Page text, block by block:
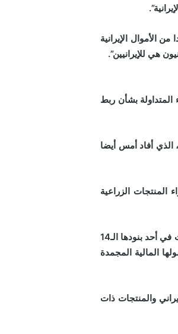
الأموال الإيرانية
هي للإيرانيين”.
المتداولة بشأن ربط
الذي أفاد أمس أيضا
المنتجات الزراعية
يذكر أن مذكرة التفاهم التي وقع عليها ترامب والرئيس الإيراني مسعود بزشكيان في 18 يونيو كانت نصت في أحد بنودها الـ14
المالية المجمدة
والمنتجات ذات